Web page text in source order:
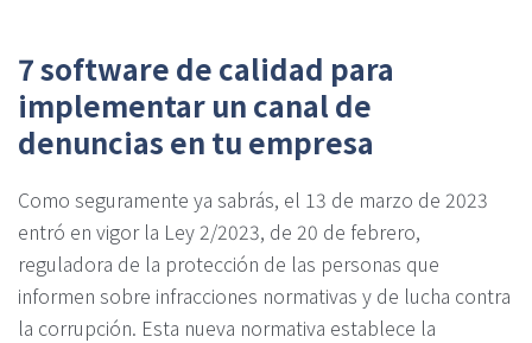
7 software de calidad para
implementar un canal de
denuncias en tu empresa
Como seguramente ya sabrás, el 13 de marzo de 2023
entró en vigor la Ley 2/2023, de 20 de febrero,
reguladora de la protección de las personas que
informen sobre infracciones normativas y de lucha contra
la corrupción. Esta nueva normativa establece la